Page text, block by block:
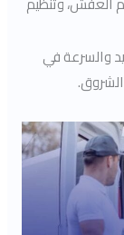
والسرعة في
الشروق.